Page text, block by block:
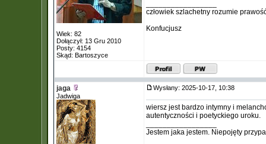
Wiek: 82
Dołączył: 13 Gru 2010
Posty: 4154
Skąd: Bartoszyce
człowiek szlachetny rozumie
Konfucjusz
jaga
Jadwiga
Wysłany: 2025-10-17, 10:38
wiersz jest bardzo intymny i
autentyczności i poetyckiego uroku.
Jestem jaka jestem. Niepojęty